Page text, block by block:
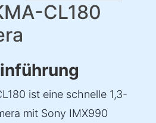
CL180
ist eine schnelle 1,3-
mit Sony IMX990